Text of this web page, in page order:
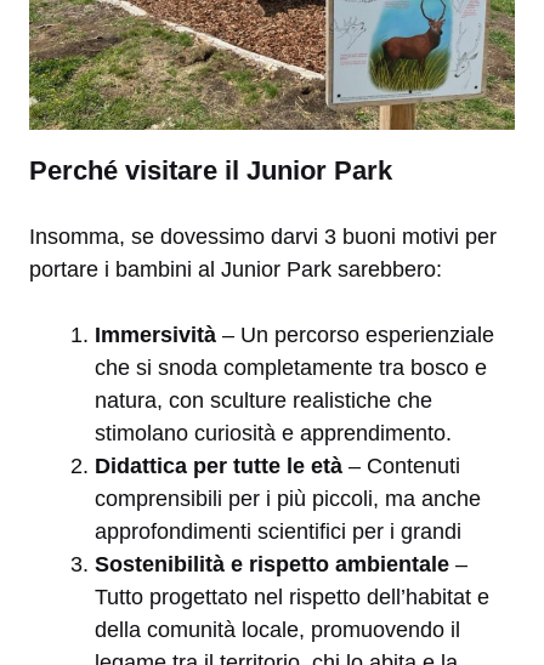
Perché visitare il Junior Park
Insomma, se dovessimo darvi 3 buoni motivi per
portare i bambini al Junior Park sarebbero:
Immersività – Un percorso esperienziale
che si snoda completamente tra bosco e
natura, con sculture realistiche che
stimolano curiosità e apprendimento.
Didattica per tutte le età – Contenuti
comprensibili per i più piccoli, ma anche
approfondimenti scientifici per i grandi
Sostenibilità e rispetto ambientale –
Tutto progettato nel rispetto dell’habitat e
della comunità locale, promuovendo il